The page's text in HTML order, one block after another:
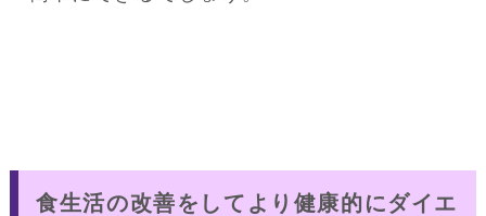
食生活の改善をしてより健康的にダイエ